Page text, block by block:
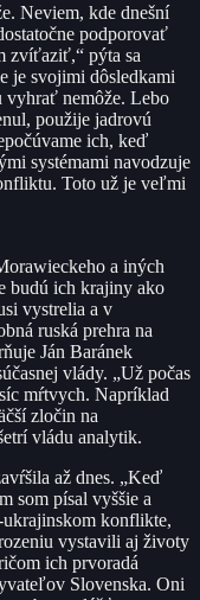
Neviem, kde dnešní
podporovať
zvíťaziť,“ pýta sa
je svojimi dôsledkami
vyhrať nemôže. Lebo
použije jadrovú
ich, keď
systémami navodzuje
Toto už je veľmi
a iných
budú ich krajiny ako
vystrelia a v
ruská prehra na
Ján Baránek
vlády. „Už počas
mŕtvych. Napríklad
zločin na
vládu analytik.
až dnes. „Keď
som písal vyššie a
konflikte,
vystavili aj životy
ich prvoradá
Slovenska. Oni